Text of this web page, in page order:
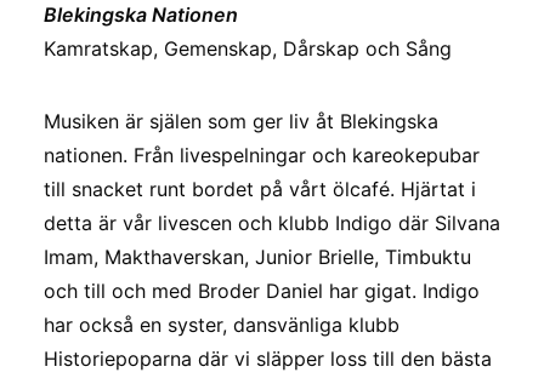
Blekingska Nationen
Kamratskap, Gemenskap, Dårskap och Sång
Musiken är själen som ger liv åt Blekingska
nationen. Från livespelningar och kareokepubar
till snacket runt bordet på vårt ölcafé. Hjärtat i
detta är vår livescen och klubb Indigo där Silvana
Imam, Makthaverskan, Junior Brielle, Timbuktu
och till och med Broder Daniel har gigat. Indigo
har också en syster, dansvänliga klubb
Historiepoparna där vi släpper loss till den bästa